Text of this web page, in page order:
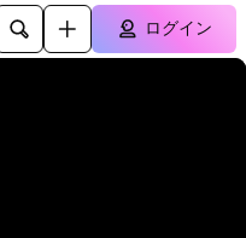
ログイン